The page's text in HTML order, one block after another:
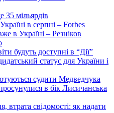
мільярдів
в серпні – Forbes
в Україні – Резніков
будуть доступні в “Дії”
статус для України і
судити Медведчука
в бік Лисичанська
втрата свідомості: як надати